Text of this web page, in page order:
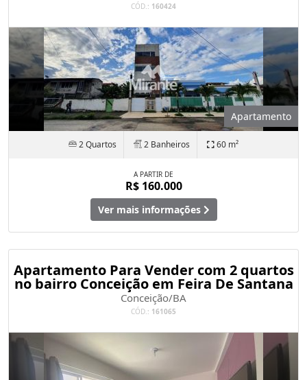
CÓD.: 160424
Apartamento
2 Quartos 2 Banheiros 60 m²
A PARTIR DE
R$ 160.000
Ver mais informações
Apartamento Para Vender com 2 quartos
no bairro Conceição em Feira De Santana
Conceição/BA
CÓD.: 161065